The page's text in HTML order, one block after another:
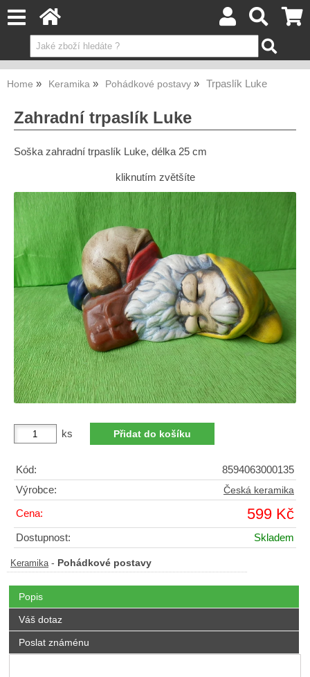
Home Keramika Pohádkové postavy Trpaslík Luke
Zahradní trpaslík Luke
Soška zahradní trpaslík Luke, délka 25 cm
kliknutím zvětšíte
ks
Kód:
8594063000135
Výrobce:
Česká keramika
Cena: 599 Kč
Dostupnost: Skladem
Keramika - Pohádkové postavy
Popis
Váš dotaz
Poslat známénu